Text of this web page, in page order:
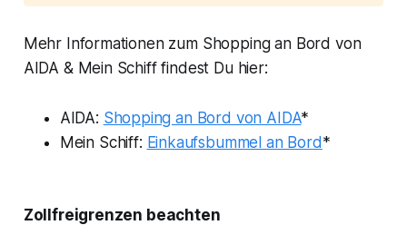
Mehr Informationen zum Shopping an Bord von
AIDA & Mein Schiff findest Du hier:
AIDA: Shopping an Bord von AIDA*
Mein Schiff: Einkaufsbummel an Bord*
Zollfreigrenzen beachten